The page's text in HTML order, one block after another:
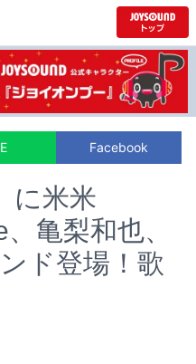
Facebook
に米米
亀梨和也、
ド登場！歌